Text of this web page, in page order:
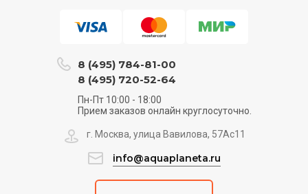
8 (495) 784-81-00
8 (495) 720-52-64
Пн-Пт 10:00 - 18:00
Прием заказов онлайн круглосуточно.
г. Москва, улица Вавилова, 57Ас11
info@aquaplaneta.ru